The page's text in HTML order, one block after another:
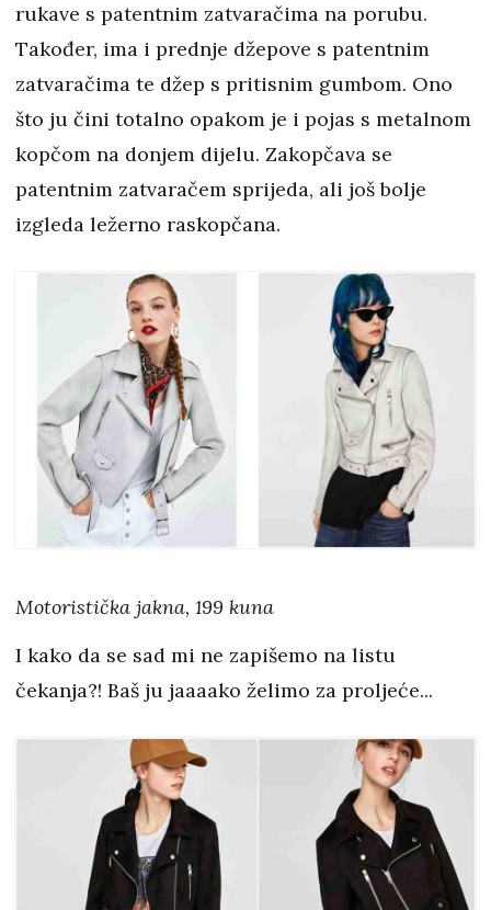
rukave s patentnim zatvaračima na porubu.
Također, ima i prednje džepove s patentnim
zatvaračima te džep s pritisnim gumbom. Ono
što ju čini totalno opakom je i pojas s metalnom
kopčom na donjem dijelu. Zakopčava se
patentnim zatvaračem sprijeda, ali još bolje
izgleda ležerno raskopčana.
Motoristička jakna, 199 kuna
I kako da se sad mi ne zapišemo na listu
čekanja?! Baš ju jaaaako želimo za proljeće...